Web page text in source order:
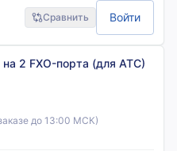
Сравнить Войти
O2 на 2 FXO-порта (для АТС)
до 13:00 МСК)